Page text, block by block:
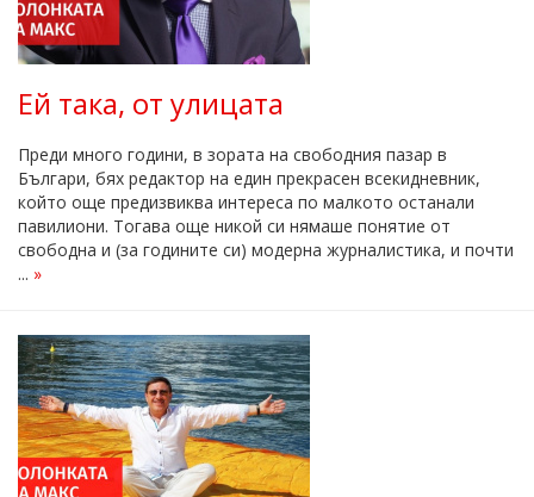
Ей така, от улицата
Преди много години, в зората на свободния пазар в
Българи, бях редактор на един прекрасен всекидневник,
който още предизвиква интереса по малкото останали
павилиони. Тогава още никой си нямаше понятие от
свободна и (за годините си) модерна журналистика, и почти
... »